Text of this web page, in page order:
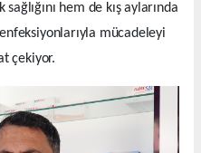
hem de kış aylarında
mücadeleyi
çekiyor.